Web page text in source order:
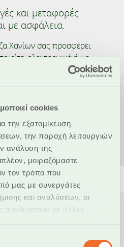
cookies
την εξατομίκευση
την παροχή λειτουργιών
ανάλυση της
μοιραζόμαστε
τον τρόπο που
μας με συνεργάτες
και αναλύσεων, οι
συνδυάσουν με άλλες
και μεταφορές
με ασφάλεια.
Χανίων σας προσφέρει
ηλεκτρονικά ή με
τις καθημερινές σας
και τα εμβάσματα